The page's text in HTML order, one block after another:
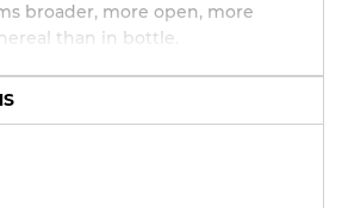
broader, more open, more
than in bottle.